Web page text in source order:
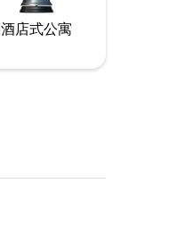
酒店式公寓